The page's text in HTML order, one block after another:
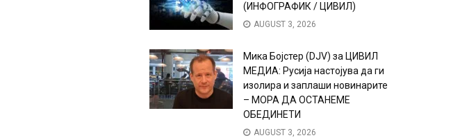
(ИНФОГРАФИК / ЦИВИЛ)
AUGUST 3, 2026
Мика Бојстер (DJV) за ЦИВИЛ
МЕДИА: Русија настојува да ги
изолира и заплаши новинарите
– МОРА ДА ОСТАНЕМЕ
ОБЕДИНЕТИ
AUGUST 3, 2026